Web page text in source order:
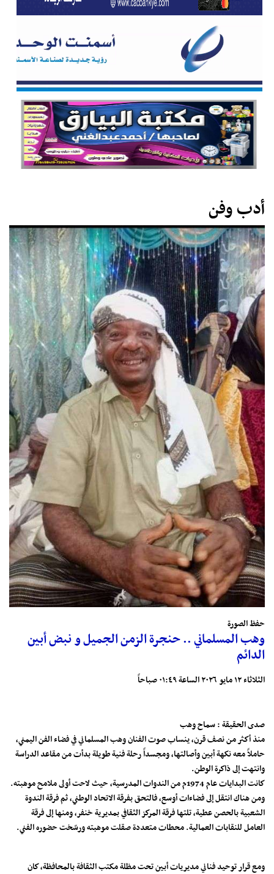
أدب وفن
حفظ الصورة
وهب المسلماني .. حنجرة الزمن الجميل و نبض أبين
الدائم
الثلاثاء ١٢ مايو ٢٠٢٦ الساعة ٠١:٤٩ صباحاً
صدى الحقيقة : سماح وهب
منذ أكثر من نصف قرن، ينساب صوت الفنان وهب المسلماني في فضاء الفن اليمني،
حاملاً معه نكهة أبين وأصالتها، ومجسداً رحلة فنية طويلة بدأت من مقاعد الدراسة
وانتهت إلى ذاكرة الوطن.
كانت البدايات عام 1974م من الندوات المدرسية، حيث لاحت أولى ملامح موهبته.
ومن هناك انتقل إلى فضاءات أوسع، فالتحق بفرقة الاتحاد الوطني، ثم فرقة الندوة
الشعبية بالحصن عطية، تلتها فرقة المركز الثقافي بمديرية خنفر، ومنها إلى فرقة
العامل للنقابات العمالية. محطات متعددة صقلت موهبته ورسّخت حضوره الفني.
ومع قرار توحيد فناني مديريات أبين تحت مظلة مكتب الثقافة بالمحافظة، كان